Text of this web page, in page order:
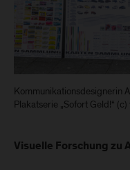
Kommunikationsdesignerin
Plakatserie „Sofort Geld!“
Visuelle Forschung zu